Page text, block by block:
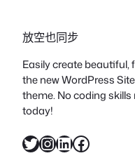
放空也同步
Easily create
the new WordPress
theme. No coding
today!
X InstagramLinkedIn Facebook